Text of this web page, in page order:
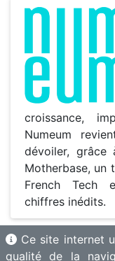
croissance,
Numeum
dévoiler, grâce
Motherbase, un
French Tech
chiffres inédits.
Ce site internet
qualité de la